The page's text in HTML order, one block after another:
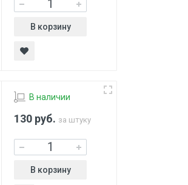
В корзину
В наличии
130 руб. за штуку
В корзину